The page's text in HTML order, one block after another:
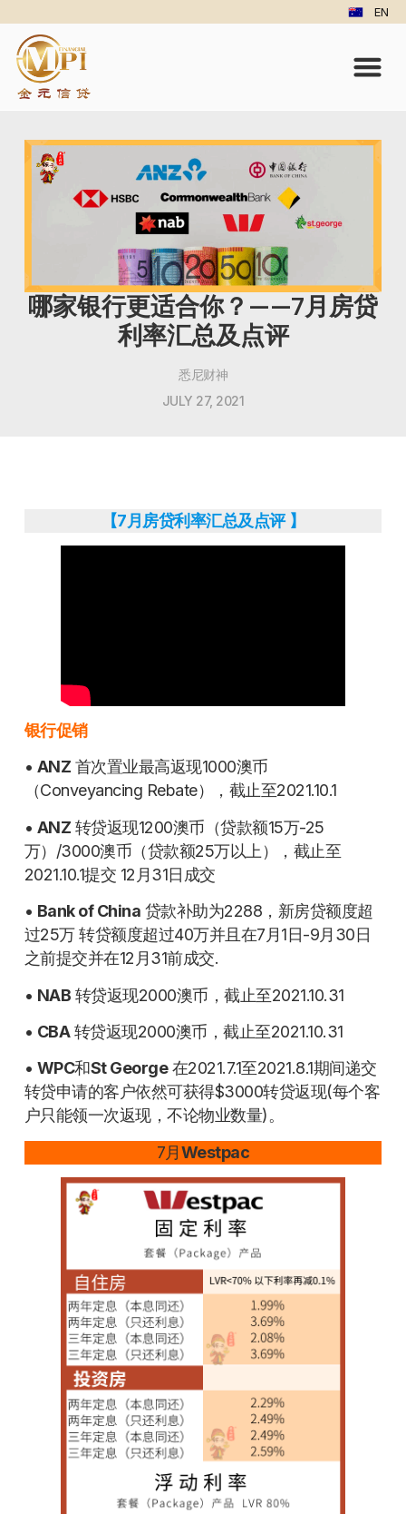
EN
哪家银行更适合你？——7月房贷
利率汇总及点评
悉尼财神
JULY 27, 2021
【7月房贷利率汇总及点评 】
银行促销
• ANZ 首次置业最高返现1000澳币
（Conveyancing Rebate），截止至2021.10.1
• ANZ 转贷返现1200澳币（贷款额15万-25
万）/3000澳币（贷款额25万以上），截止至
2021.10.1提交 12月31日成交
• Bank of China 贷款补助为2288，新房贷额度超
过25万 转贷额度超过40万并且在7月1日-9月30日
之前提交并在12月31前成交.
• NAB 转贷返现2000澳币，截止至2021.10.31
• CBA转贷返现2000澳币，截止至2021.10.31
• WPC和St George在2021.7.1至2021.8.1期间递交
转贷申请的客户依然可获得$3000转贷返现(每个客
户只能领一次返现，不论物业数量)。
7月Westpac